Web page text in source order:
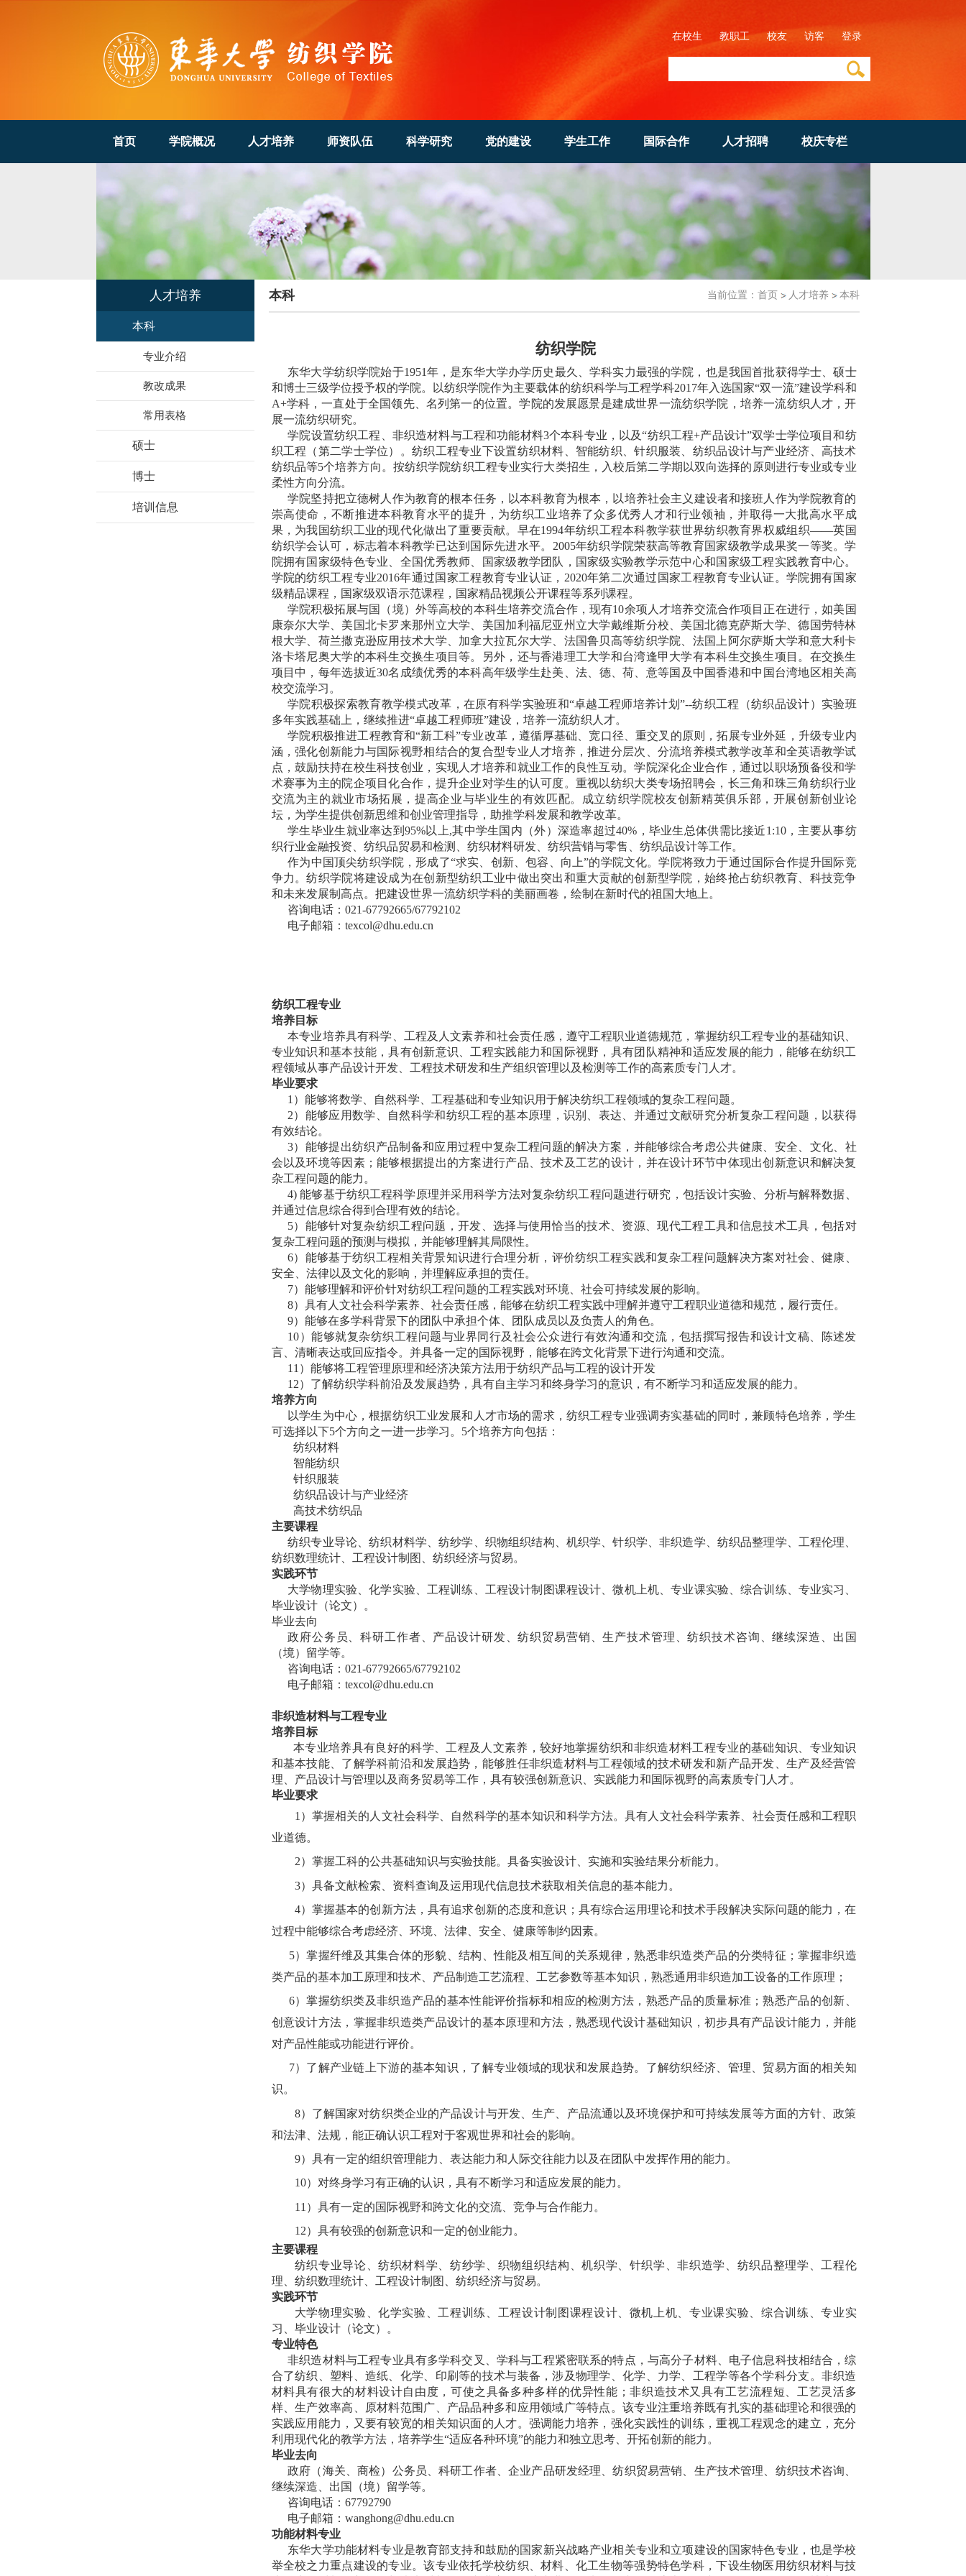
在校生 教职工 校友 访客 登录
首页 学院概况 人才培养 师资队伍 科学研究 党的建设 学生工作 国际合作 人才招聘 校庆专栏
人才培养
本科
专业介绍
教改成果
常用表格
硕士
博士
培训信息
本科 当前位置： 首页 人才培养 本科
纺织学院
东华大学纺织学院始于1951年，是东华大学办学历史最久、学科实力最强的学院，也是我国首批获得学士、硕士
和博士三级学位授予权的学院。以纺织学院作为主要载体的纺织科学与工程学科2017年入选国家“双一流”建设学科和
A+学科，一直处于全国领先、名列第一的位置。学院的发展愿景是建成世界一流纺织学院，培养一流纺织人才，开
展一流纺织研究。
学院设置纺织工程、非织造材料与工程和功能材料3个本科专业，以及“纺织工程+产品设计”双学士学位项目和纺
织工程（第二学士学位）。纺织工程专业下设置纺织材料、智能纺织、针织服装、纺织品设计与产业经济、高技术
纺织品等5个培养方向。按纺织学院纺织工程专业实行大类招生，入校后第二学期以双向选择的原则进行专业或专业
柔性方向分流。
学院坚持把立德树人作为教育的根本任务，以本科教育为根本，以培养社会主义建设者和接班人作为学院教育的
崇高使命，不断推进本科教育水平的提升，为纺织工业培养了众多优秀人才和行业领袖，并取得一大批高水平成
果，为我国纺织工业的现代化做出了重要贡献。早在1994年纺织工程本科教学获世界纺织教育界权威组织——英国
纺织学会认可，标志着本科教学已达到国际先进水平。 2005年纺织学院荣获高等教育国家级教学成果奖一等奖。学
院拥有国家级特色专业、全国优秀教师、国家级教学团队，国家级实验教学示范中心和国家级工程实践教育中心。
学院的纺织工程专业2016年通过国家工程教育专业认证， 2020年第二次通过国家工程教育专业认证。学院拥有国家
级精品课程，国家级双语示范课程，国家精品视频公开课程等系列课程。
学院积极拓展与国（境）外等高校的本科生培养交流合作，现有10余项人才培养交流合作项目正在进行，如美国
康奈尔大学、美国北卡罗来那州立大学、美国加利福尼亚州立大学戴维斯分校、美国北德克萨斯大学、德国劳特林
根大学、荷兰撒克逊应用技术大学、加拿大拉瓦尔大学、法国鲁贝高等纺织学院、法国上阿尔萨斯大学和意大利卡
洛卡塔尼奥大学的本科生交换生项目等。另外，还与香港理工大学和台湾逢甲大学有本科生交换生项目。在交换生
项目中，每年选拔近30名成绩优秀的本科高年级学生赴美、法、德、荷、意等国及中国香港和中国台湾地区相关高
校交流学习。
学院积极探索教育教学模式改革，在原有科学实验班和“卓越工程师培养计划”--纺织工程（纺织品设计）实验班
多年实践基础上，继续推进“卓越工程师班”建设，培养一流纺织人才。
学院积极推进工程教育和“新工科”专业改革，遵循厚基础、宽口径、重交叉的原则，拓展专业外延，升级专业内
涵，强化创新能力与国际视野相结合的复合型专业人才培养，推进分层次、分流培养模式教学改革和全英语教学试
点，鼓励扶持在校生科技创业，实现人才培养和就业工作的良性互动。学院深化企业合作，通过以职场预备役和学
术赛事为主的院企项目化合作，提升企业对学生的认可度。重视以纺织大类专场招聘会，长三角和珠三角纺织行业
交流为主的就业市场拓展，提高企业与毕业生的有效匹配。成立纺织学院校友创新精英俱乐部，开展创新创业论
坛，为学生提供创新思维和创业管理指导，助推学科发展和教学改革。
学生毕业生就业率达到95%以上,其中学生国内（外）深造率超过40% ，毕业生总体供需比接近1:10，主要从事纺
织行业金融投资、纺织品贸易和检测、纺织材料研发、纺织营销与零售、纺织品设计等工作。
作为中国顶尖纺织学院，形成了“求实、创新、包容、向上”的学院文化。学院将致力于通过国际合作提升国际竞
争力。纺织学院将建设成为在创新型纺织工业中做出突出和重大贡献的创新型学院，始终抢占纺织教育、科技竞争
和未来发展制高点。把建设世界一流纺织学科的美丽画卷，绘制在新时代的祖国大地上。
咨询电话：021-67792665/67792102
电子邮箱：texcol@dhu.edu.cn
纺织工程专业
培养目标
本专业培养具有科学、工程及人文素养和社会责任感，遵守工程职业道德规范，掌握纺织工程专业的基础知识、
专业知识和基本技能，具有创新意识、工程实践能力和国际视野，具有团队精神和适应发展的能力，能够在纺织工
程领域从事产品设计开发、工程技术研发和生产组织管理以及检测等工作的高素质专门人才。
毕业要求
1 ）能够将数学、自然科学、工程基础和专业知识用于解决纺织工程领域的复杂工程问题。
2）能够应用数学、自然科学和纺织工程的基本原理，识别、表达、并通过文献研究分析复杂工程问题，以获得
有效结论。
3）能够提出纺织产品制备和应用过程中复杂工程问题的解决方案，并能够综合考虑公共健康、安全、文化、社
会以及环境等因素；能够根据提出的方案进行产品、技术及工艺的设计，并在设计环节中体现出创新意识和解决复
杂工程问题的能力。
4)能够基于纺织工程科学原理并采用科学方法对复杂纺织工程问题进行研究，包括设计实验、分析与解释数据、
并通过信息综合得到合理有效的结论。
5）能够针对复杂纺织工程问题，开发、选择与使用恰当的技术、资源、现代工程工具和信息技术工具，包括对
复杂工程问题的预测与模拟，并能够理解其局限性。
6）能够基于纺织工程相关背景知识进行合理分析，评价纺织工程实践和复杂工程问题解决方案对社会、健康、
安全、法律以及文化的影响，并理解应承担的责任。
7）能够理解和评价针对纺织工程问题的工程实践对环境、社会可持续发展的影响。
8）具有人文社会科学素养、社会责任感，能够在纺织工程实践中理解并遵守工程职业道德和规范，履行责任。
9）能够在多学科背景下的团队中承担个体、团队成员以及负责人的角色。
10）能够就复杂纺织工程问题与业界同行及社会公众进行有效沟通和交流，包括撰写报告和设计文稿、陈述发
言、清晰表达或回应指令。并具备一定的国际视野，能够在跨文化背景下进行沟通和交流。
11 ）能够将工程管理原理和经济决策方法用于纺织产品与工程的设计开发
12）了解纺织学科前沿及发展趋势，具有自主学习和终身学习的意识，有不断学习和适应发展的能力。
培养方向
以学生为中心，根据纺织工业发展和人才市场的需求，纺织工程专业强调夯实基础的同时，兼顾特色培养，学生
可选择以下5个方向之一进一步学习。 5个培养方向包括：
纺织材料
智能纺织
针织服装
纺织品设计与产业经济
高技术纺织品
主要课程
纺织专业导论、纺织材料学、纺纱学、织物组织结构、机织学、针织学、非织造学、纺织品整理学、工程伦理、
纺织数理统计、工程设计制图、纺织经济与贸易。
实践环节
大学物理实验、化学实验、工程训练、工程设计制图课程设计、微机上机、专业课实验、综合训练、专业实习、
毕业设计（论文）。
毕业去向
政府公务员、科研工作者、产品设计研发、纺织贸易营销、生产技术管理、纺织技术咨询、继续深造、出国
（境）留学等。
咨询电话：021-67792665/67792102
电子邮箱：texcol@dhu.edu.cn
非织造材料与工程专业
培养目标
本专业培养具有良好的科学、工程及人文素养，较好地掌握纺织和非织造材料工程专业的基础知识、专业知识
和基本技能、了解学科前沿和发展趋势，能够胜任非织造材料与工程领域的技术研发和新产品开发、生产及经营管
理、产品设计与管理以及商务贸易等工作，具有较强创新意识、实践能力和国际视野的高素质专门人才。
毕业要求
1 ）掌握相关的人文社会科学、自然科学的基本知识和科学方法。具有人文社会科学素养、社会责任感和工程职
业道德。
2）掌握工科的公共基础知识与实验技能。具备实验设计、实施和实验结果分析能力。
3）具备文献检索、资料查询及运用现代信息技术获取相关信息的基本能力。
4）掌握基本的创新方法，具有追求创新的态度和意识；具有综合运用理论和技术手段解决实际问题的能力，在
过程中能够综合考虑经济、环境、法律、安全、健康等制约因素。
5）掌握纤维及其集合体的形貌、结构、性能及相互间的关系规律，熟悉非织造类产品的分类特征；掌握非织造
类产品的基本加工原理和技术、产品制造工艺流程、工艺参数等基本知识，熟悉通用非织造加工设备的工作原理；
6）掌握纺织类及非织造产品的基本性能评价指标和相应的检测方法，熟悉产品的质量标准；熟悉产品的创新、
创意设计方法，掌握非织造类产品设计的基本原理和方法，熟悉现代设计基础知识，初步具有产品设计能力，并能
对产品性能或功能进行评价。
7）了解产业链上下游的基本知识，了解专业领域的现状和发展趋势。了解纺织经济、管理、贸易方面的相关知
识。
8）了解国家对纺织类企业的产品设计与开发、生产、产品流通以及环境保护和可持续发展等方面的方针、政策
和法津、法规，能正确认识工程对于客观世界和社会的影响。
9）具有一定的组织管理能力、表达能力和人际交往能力以及在团队中发挥作用的能力。
10）对终身学习有正确的认识，具有不断学习和适应发展的能力。
11 ）具有一定的国际视野和跨文化的交流、竞争与合作能力。
12）具有较强的创新意识和一定的创业能力。
主要课程
纺织专业导论、纺织材料学、纺纱学、织物组织结构、机织学、针织学、非织造学、纺织品整理学、工程伦
理、纺织数理统计、工程设计制图、纺织经济与贸易。
实践环节
大学物理实验、化学实验、工程训练、工程设计制图课程设计、微机上机、专业课实验、综合训练、专业实
习、毕业设计（论文）。
专业特色
非织造材料与工程专业具有多学科交叉、学科与工程紧密联系的特点，与高分子材料、电子信息科技相结合，综
合了纺织、塑料、造纸、化学、印刷等的技术与装备，涉及物理学、化学、力学、工程学等各个学科分支。非织造
材料具有很大的材料设计自由度，可使之具备多种多样的优异性能；非织造技术又具有工艺流程短、工艺灵活多
样、生产效率高、原材料范围广、产品品种多和应用领域广等特点。该专业注重培养既有扎实的基础理论和很强的
实践应用能力，又要有较宽的相关知识面的人才。强调能力培养，强化实践性的训练，重视工程观念的建立，充分
利用现代化的教学方法，培养学生“适应各种环境”的能力和独立思考、开拓创新的能力。
毕业去向
政府（海关、商检）公务员、科研工作者、企业产品研发经理、纺织贸易营销、生产技术管理、纺织技术咨询、
继续深造、出国（境）留学等。
咨询电话：67792790
电子邮箱：wanghong@dhu.edu.cn
功能材料专业
东华大学功能材料专业是教育部支持和鼓励的国家新兴战略产业相关专业和立项建设的国家特色专业，也是学校
举全校之力重点建设的专业。该专业依托学校纺织、材料、化工生物等强势特色学科，下设生物医用纺织材料与技